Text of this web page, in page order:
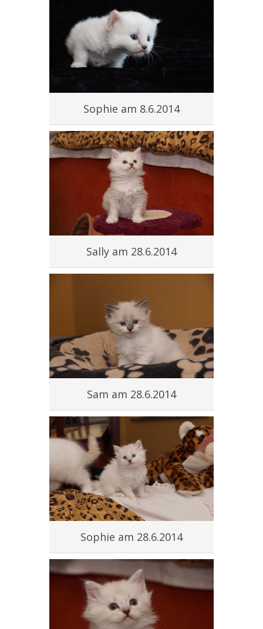
Sophie am 8.6.2014
Sally am 28.6.2014
Sam am 28.6.2014
Sophie am 28.6.2014